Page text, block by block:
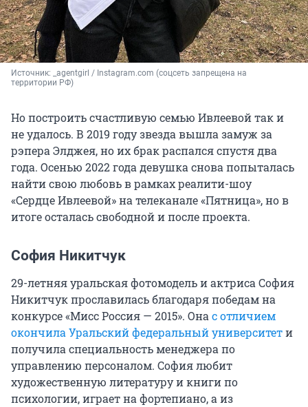
Источник:
_agentgirl / Instagram.com (соцсеть запрещена на
территории РФ)
Но построить счастливую семью Ивлеевой так и
не удалось. В 2019 году звезда вышла замуж за
рэпера Элджея, но их брак распался спустя два
года. Осенью 2022 года девушка снова попыталась
найти свою любовь в рамках реалити-шоу
«Сердце Ивлеевой» на телеканале «Пятница», но в
итоге осталась свободной и после проекта.
София Никитчук
29-летняя уральская фотомодель и актриса София
Никитчук прославилась благодаря победам на
конкурсе «Мисс Россия — 2015». Онас отличием
окончила Уральский федеральный университети
получила специальность менеджера по
управлению персоналом. София любит
художественную литературу и книги по
психологии, играет на фортепиано, а из